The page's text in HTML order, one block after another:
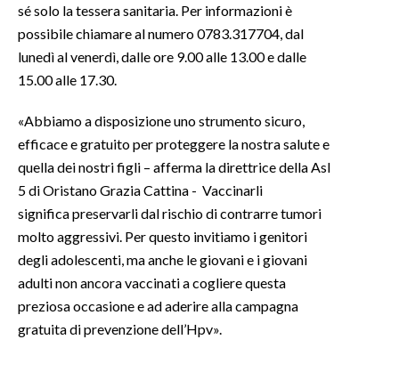
sé solo la tessera sanitaria. Per informazioni è
possibile chiamare al numero 0783.317704, dal
lunedì al venerdì, dalle ore 9.00 alle 13.00 e dalle
15.00 alle 17.30.
«Abbiamo a disposizione uno strumento sicuro,
efficace e gratuito per proteggere la nostra salute e
quella dei nostri figli – afferma la direttrice della Asl
5 di Oristano Grazia Cattina - Vaccinarli
significa preservarli dal rischio di contrarre tumori
molto aggressivi. Per questo invitiamo i genitori
degli adolescenti, ma anche le giovani e i giovani
adulti non ancora vaccinati a cogliere questa
preziosa occasione e ad aderire alla campagna
gratuita di prevenzione dell’Hpv».